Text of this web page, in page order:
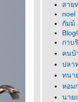
สาย
noel
กัมม์
กาบ
คนบ้
ปลา
ทนา
หอม
นาย